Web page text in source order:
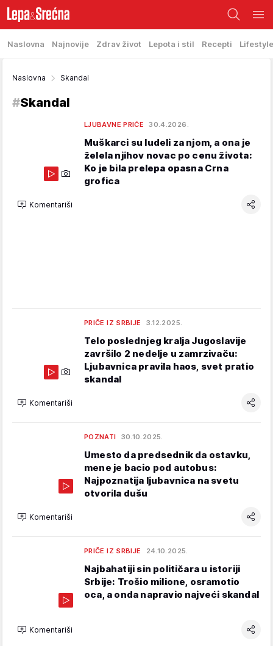
Naslovna Najnovije Zdrav život Lepota i stil Recepti Lifestyle
Naslovna Skandal
#Skandal
LJUBAVNE PRIČE 30.4.2026.
Muškarci su ludeli za njom, a ona je
želela njihov novac po cenu života:
Ko je bila prelepa opasna Crna
grofica
Komentariši
PRIČE IZ SRBIJE 3.12.2025.
Telo poslednjeg kralja Jugoslavije
završilo 2 nedelje u zamrzivaču:
Ljubavnica pravila haos, svet pratio
skandal
Komentariši
POZNATI 30.10.2025.
Umesto da predsednik da ostavku,
mene je bacio pod autobus:
Najpoznatija ljubavnica na svetu
otvorila dušu
Komentariši
PRIČE IZ SRBIJE 24.10.2025.
Najbahatiji sin političara u istoriji
Srbije: Trošio milione, osramotio
oca, a onda napravio najveći skandal
Komentariši